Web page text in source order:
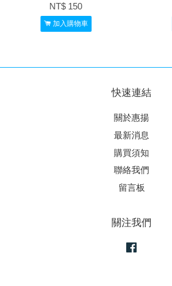
NT$ 150
加入購物車
快速連結
關於惠揚
最新消息
購買須知
聯絡我們
留言板
關注我們